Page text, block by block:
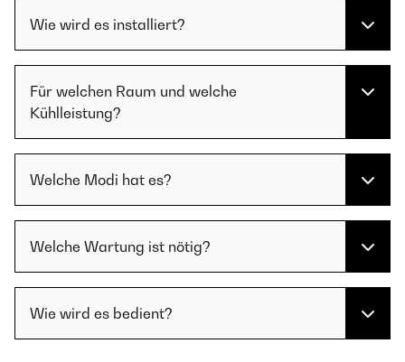
Wie wird es installiert?
Für welchen Raum und welche
Kühlleistung?
Welche Modi hat es?
Welche Wartung ist nötig?
Wie wird es bedient?